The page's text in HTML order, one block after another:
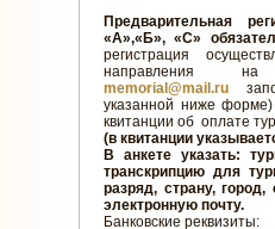
Предварительная
«А»,«Б», «С»
регистрация
направления
memorial@mail.ru
указанной ниже
квитанции об оплате
(в квитанции
В анкете указать:
транскрипцию для
разряд, страну,
электронную почту.
Банковские реквизиты: